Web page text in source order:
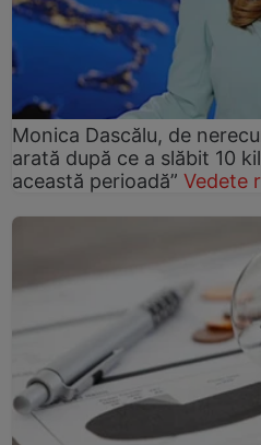
Monica Dascălu, de
arată după ce a slăbit 10
această perioadă” Vedete